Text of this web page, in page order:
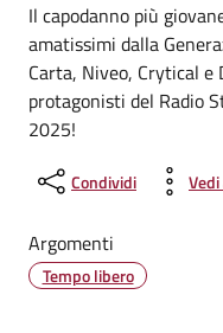
Il capodanno più
amatissimi dalla
Carta, Niveo, Crytical e
protagonisti del Radio
2025!
Condividi
Argomenti
Tempo libero